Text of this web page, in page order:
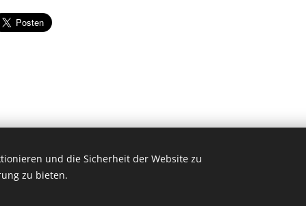
© 2026 by Dr. Andrea Christoph-Gaugusch
und die Sicherheit der Website zu
zu bieten.